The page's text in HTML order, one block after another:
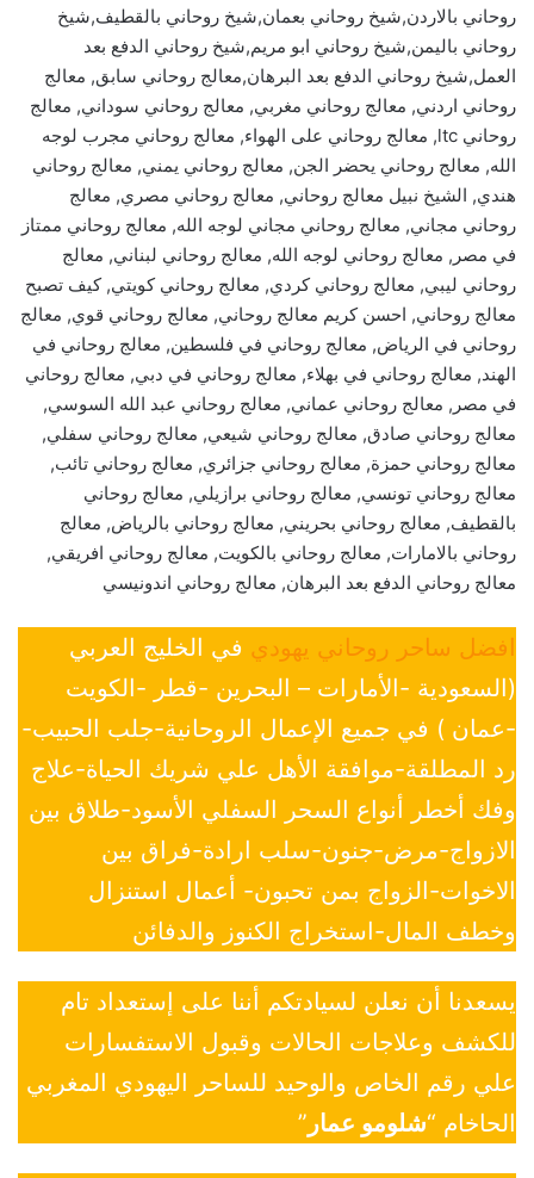
روحاني بالاردن,شيخ روحاني بعمان,شيخ روحاني بالقطيف,شيخ
روحاني باليمن,شيخ روحاني ابو مريم,شيخ روحاني الدفع بعد
العمل,شيخ روحاني الدفع بعد البرهان,معالج روحاني سابق, معالج
روحاني اردني, معالج روحاني مغربي, معالج روحاني سوداني, معالج
روحاني ltc, معالج روحاني على الهواء, معالج روحاني مجرب لوجه
الله, معالج روحاني يحضر الجن, معالج روحاني يمني, معالج روحاني
هندي, الشيخ نبيل معالج روحاني, معالج روحاني مصري, معالج
روحاني مجاني, معالج روحاني مجاني لوجه الله, معالج روحاني ممتاز
في مصر, معالج روحاني لوجه الله, معالج روحاني لبناني, معالج
روحاني ليبي, معالج روحاني كردي, معالج روحاني كويتي, كيف تصبح
معالج روحاني, احسن كريم معالج روحاني, معالج روحاني قوي, معالج
روحاني في الرياض, معالج روحاني في فلسطين, معالج روحاني في
الهند, معالج روحاني في بهلاء, معالج روحاني في دبي, معالج روحاني
في مصر, معالج روحاني عماني, معالج روحاني عبد الله السوسي,
معالج روحاني صادق, معالج روحاني شيعي, معالج روحاني سفلي,
معالج روحاني حمزة, معالج روحاني جزائري, معالج روحاني تائب,
معالج روحاني تونسي, معالج روحاني برازيلي, معالج روحاني
بالقطيف, معالج روحاني بحريني, معالج روحاني بالرياض, معالج
روحاني بالامارات, معالج روحاني بالكويت, معالج روحاني افريقي,
معالج روحاني الدفع بعد البرهان, معالج روحاني اندونيسي
افضل ساحر روحاني يهودي في الخليج العربي
(السعودية -الأمارات – البحرين -قطر -الكويت
-عمان ) في جميع الإعمال الروحانية-جلب الحبيب-
رد المطلقة-موافقة الأهل علي شريك الحياة-علاج
وفك أخطر أنواع السحر السفلي الأسود-طلاق بين
الازواج-مرض-جنون-سلب ارادة-فراق بين
الاخوات-الزواج بمن تحبون- أعمال استنزال
وخطف المال-استخراج الكنوز والدفائن
يسعدنا أن نعلن لسيادتكم أننا على إستعداد تام
للكشف وعلاجات الحالات وقبول الاستفسارات
علي رقم الخاص والوحيد للساحر اليهودي المغربي
الحاخام “شلومو عمار ”